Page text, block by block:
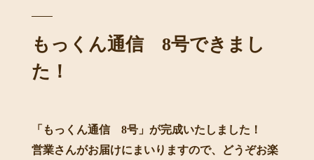
もっくん通信 8号できまし
た！
「もっくん通信 8号」が完成いたしました！
営業さんがお届けにまいりますので、どうぞお楽